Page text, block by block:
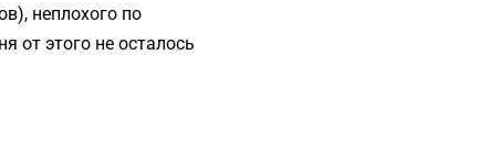
неплохого по
от этого не осталось